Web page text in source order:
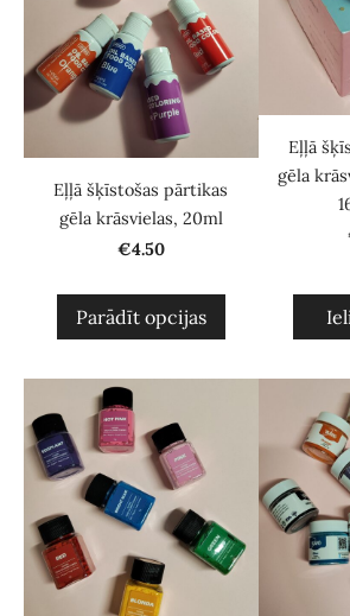
Eļļā šķīstošas pārtikas
gēla krāsvielas, 20ml
€4.50
Parādīt opcijas
Eļļā
gēla